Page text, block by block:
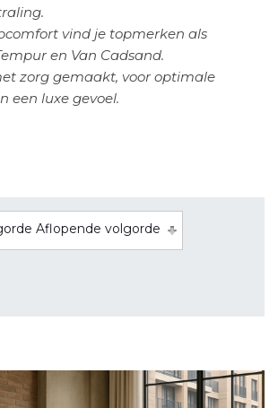
vind je topmerken als
en Van Cadsand.
zorg gemaakt, voor optimale
een luxe gevoel.
Aflopende volgorde